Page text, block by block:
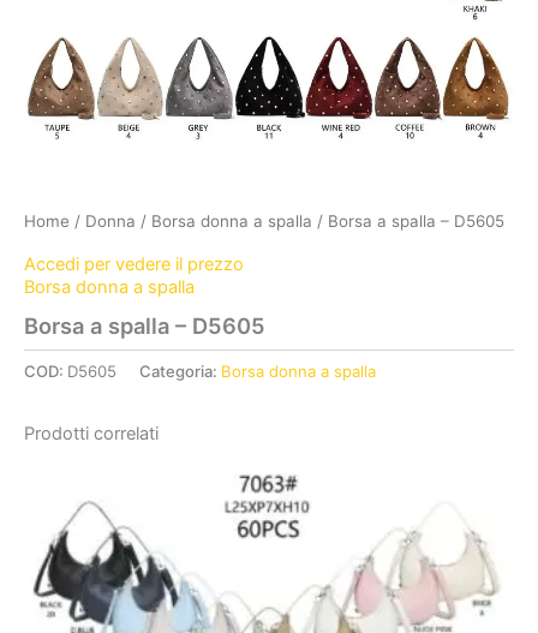
Home / Donna / Borsa donna a spalla / Borsa a spalla – D5605
Accedi per vedere il prezzo
Borsa donna a spalla
Borsa a spalla – D5605
COD: D5605 Categoria: Borsa donna a spalla
Prodotti correlati